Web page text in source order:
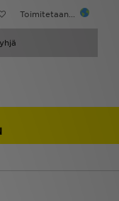
Toimitetaan...